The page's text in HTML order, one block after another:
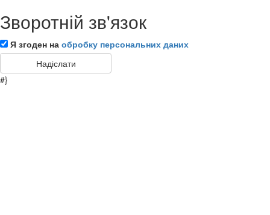
Зворотній зв'язок
Я згоден на обробку персональних даних
#}